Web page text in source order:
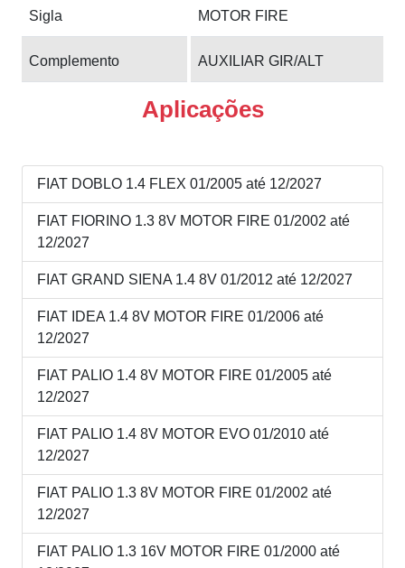
Sigla MOTOR FIRE
Complemento AUXILIAR GIR/ALT
Aplicações
FIAT DOBLO 1.4 FLEX 01/2005 até 12/2027
FIAT FIORINO 1.3 8V MOTOR FIRE 01/2002 até
12/2027
FIAT GRAND SIENA 1.4 8V 01/2012 até 12/2027
FIAT IDEA 1.4 8V MOTOR FIRE 01/2006 até
12/2027
FIAT PALIO 1.4 8V MOTOR FIRE 01/2005 até
12/2027
FIAT PALIO 1.4 8V MOTOR EVO 01/2010 até
12/2027
FIAT PALIO 1.3 8V MOTOR FIRE 01/2002 até
12/2027
FIAT PALIO 1.3 16V MOTOR FIRE 01/2000 até